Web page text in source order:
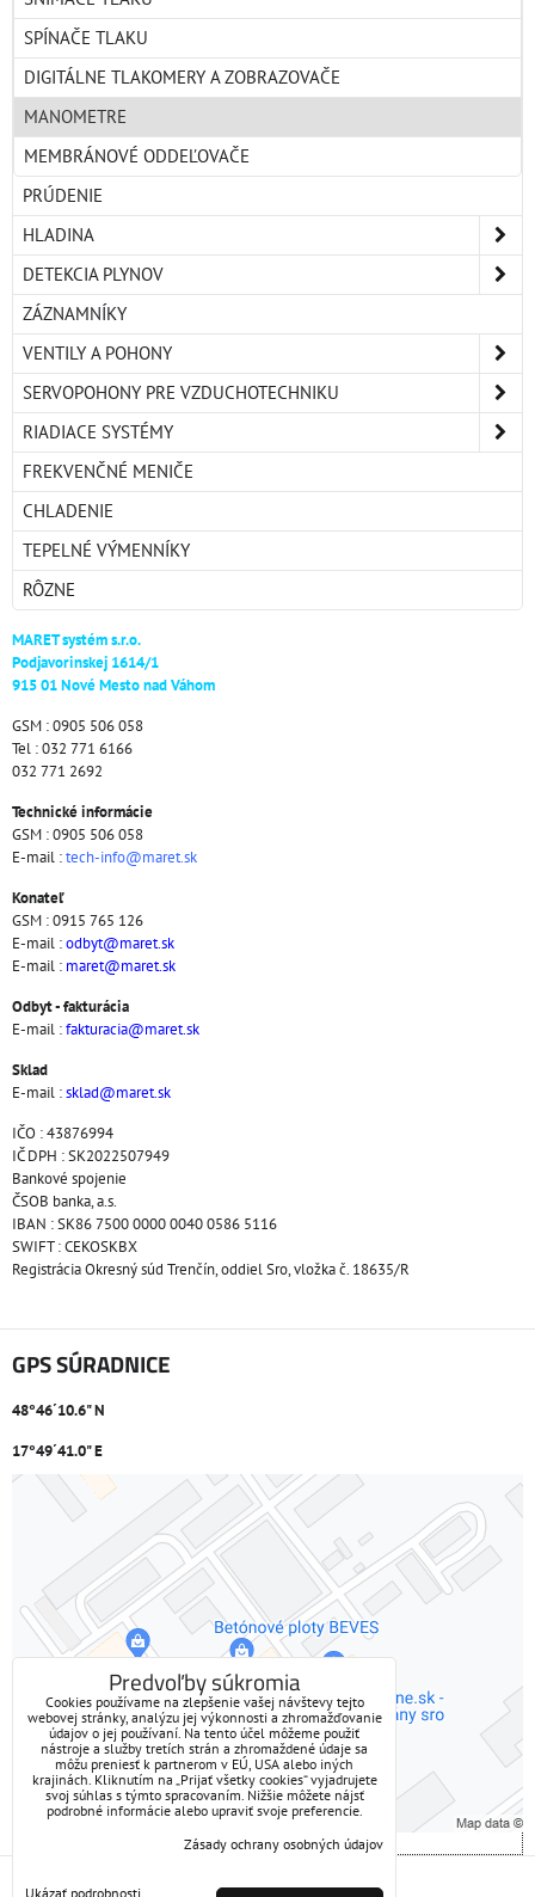
SPÍNAČE TLAKU
DIGITÁLNE TLAKOMERY A ZOBRAZOVAČE
MANOMETRE
MEMBRÁNOVÉ ODDEĽOVAČE
PRÚDENIE
HLADINA
DETEKCIA PLYNOV
ZÁZNAMNÍKY
VENTILY A POHONY
SERVOPOHONY PRE VZDUCHOTECHNIKU
RIADIACE SYSTÉMY
FREKVENČNÉ MENIČE
CHLADENIE
TEPELNÉ VÝMENNÍKY
RÔZNE
MARET systém s.r.o.
Podjavorinskej 1614/1
915 01 Nové Mesto nad Váhom
GSM : 0905 506 058
Tel : 032 771 6166
032 771 2692
Technické informácie
GSM : 0905 506 058
E-mail :tech-info@maret.sk
Konateľ
GSM : 0915 765 126
E-mail :odbyt@maret.sk
E-mail : maret@maret.sk
Odbyt - fakturácia
E-mail :fakturacia@maret.sk
Sklad
E-mail :sklad@maret.sk
IČO : 43876994
IČ DPH : SK2022507949
Bankové spojenie
ČSOB banka, a.s.
IBAN : SK86 7500 0000 0040 0586 5116
SWIFT : CEKOSKBX
Registrácia Okresný súd Trenčín, oddiel Sro, vložka č. 18635/R
GPS SÚRADNICE
48°46´10.6" N
17°49´41.0" E
Externý obsah je blokovaný Voľbami súkromia
Prajete si načítať externý obsah?
Povoliť tentokrát
Povoliť a zapamätať - súhlas s druhom cookie: Funkčné
Otvoriť obsah v novom okne
Predvoľby súkromia
Cookies používame na zlepšenie vašej návštevy tejto
webovej stránky, analýzu jej výkonnosti a zhromažďovanie
údajov o jej používaní. Na tento účel môžeme použiť
nástroje a služby tretích strán a zhromaždené údaje sa
môžu preniesť k partnerom v EÚ, USA alebo iných
krajinách. Kliknutím na „Prijať všetky cookies“ vyjadrujete
svoj súhlas s týmto spracovaním. Nižšie môžete nájsť
podrobné informácie alebo upraviť svoje preferencie.
Zásady ochrany osobných údajov
Ukázať podrobnosti